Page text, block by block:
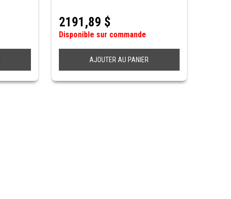
2191,89 $
Disponible sur commande
AJOUTER AU PANIER